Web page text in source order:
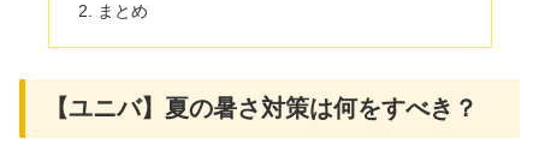
まとめ
【ユニバ】夏の暑さ対策は何をすべき？